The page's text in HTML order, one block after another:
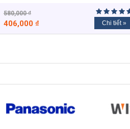
580,000₫
406,000 ₫ Chi tiết »